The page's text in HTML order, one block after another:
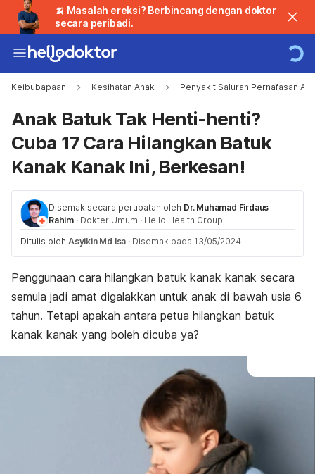
🍌 Masalah ereksi? Berbincang dengan doktor
secara peribadi.
Keibubapaan Kesihatan Anak Penyakit Saluran Pernafasan
Anak Batuk Tak Henti-henti?
Cuba 17 Cara Hilangkan Batuk
Kanak Kanak Ini, Berkesan!
Disemak secara perubatan oleh Dr. Muhamad Firdaus
Rahim · Dokter Umum · Hello Health Group
Ditulis oleh Asyikin Md Isa · Disemak pada 13/05/2024
Penggunaan cara hilangkan batuk kanak kanak secara
semula jadi amat digalakkan untuk anak di bawah usia 6
tahun. Tetapi apakah antara petua hilangkan batuk
kanak kanak yang boleh dicuba ya?